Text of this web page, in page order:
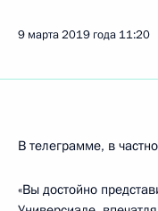
9 марта 2019 года 11:20
В телеграмме, в
«Вы достойно